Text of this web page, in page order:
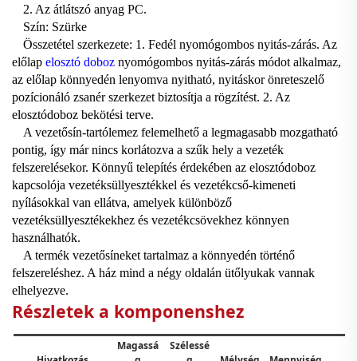
2. Az átlátszó anyag PC.
Szín: Szürke
Összetétel szerkezete: 1. Fedél nyomógombos nyitás-zárás. Az
előlap elosztó doboz nyomógombos nyitás-zárás módot alkalmaz,
az előlap könnyedén lenyomva nyitható, nyitáskor önreteszelő
pozícionáló zsanér szerkezet biztosítja a rögzítést. 2. Az
elosztódoboz bekötési terve.
A vezetősín-tartólemez felemelhető a legmagasabb mozgatható
pontig, így már nincs korlátozva a szűk hely a vezeték
felszerelésekor. Könnyű telepítés érdekében az elosztódoboz
kapcsolója vezetéksüllyesztékkel és vezetékcső-kimeneti
nyílásokkal van ellátva, amelyek különböző
vezetéksüllyesztékekhez és vezetékcsövekhez könnyen
használhatók.
A termék vezetősíneket tartalmaz a könnyedén történő
felszereléshez. A ház mind a négy oldalán ütőlyukak vannak
elhelyezve.
Részletek a komponenshez
Magassá
Szélessé